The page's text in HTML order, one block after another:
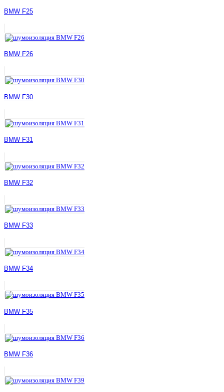
BMW F25
BMW F26
BMW F30
BMW F31
BMW F32
BMW F33
BMW F34
BMW F35
BMW F36